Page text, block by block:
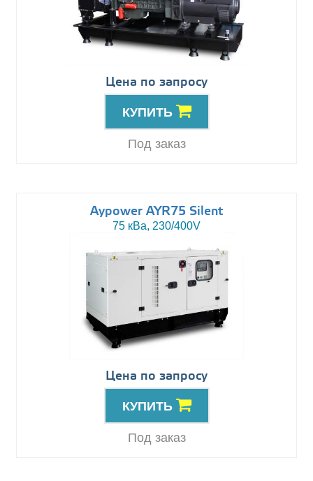
Цена по запросу
КУПИТЬ
Под заказ
Aypower AYR75 Silent
75 кВа, 230/400V
Цена по запросу
КУПИТЬ
Под заказ